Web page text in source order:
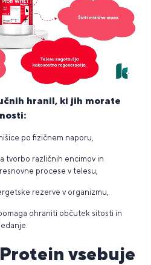
hranil, ki jih morate
po fizičnem naporu,
tvorbo različnih encimov in
procese v telesu,
rezerve v organizmu,
ohraniti občutek sitosti in
vsebuje